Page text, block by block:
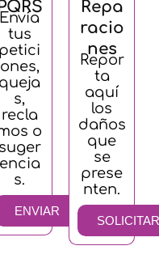
Envía
tus
petici
ones,
queja
s,
recla
o
suger
encia
s.
ENVIAR
Repa
racio
nes
Repor
ta
aquí
los
daños
que
se
prese
nten.
SOLICITAR